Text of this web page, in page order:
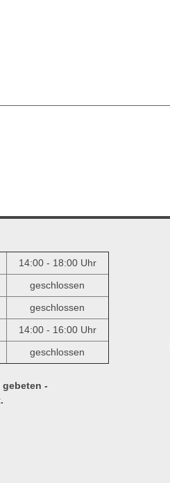
14:00 - 18:00 Uhr
geschlossen
geschlossen
14:00 - 16:00 Uhr
geschlossen
-